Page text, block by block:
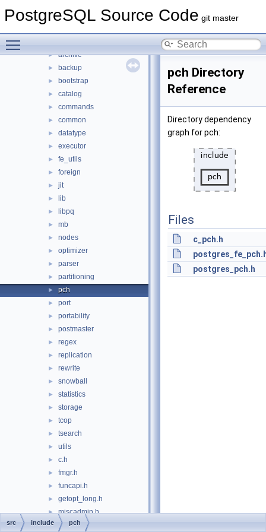
PostgreSQL Source Code git master
► fe_utils
► archive
► backup
► bootstrap
► catalog
► commands
► common
► datatype
► executor
► fe_utils
► foreign
► jit
► lib
► libpq
► mb
► nodes
► optimizer
► parser
► partitioning
► pch
► port
► portability
► postmaster
► regex
► replication
► rewrite
► snowball
► statistics
► storage
► tcop
► tsearch
► utils
► c.h
► fmgr.h
► funcapi.h
► getopt_long.h
► miscadmin.h
► pg_config_manual.h
pch Directory
Reference
Directory dependency
graph for pch:
Files
c_pch.h
postgres_pch.h
src include pch